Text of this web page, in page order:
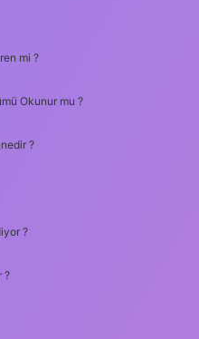
mi ?
Okunur mu ?
?
?
?